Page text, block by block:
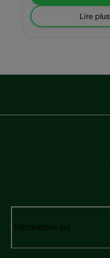
Lire plus
Informations sur